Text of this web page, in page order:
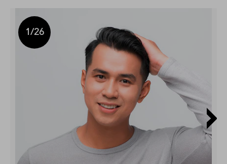
1/26